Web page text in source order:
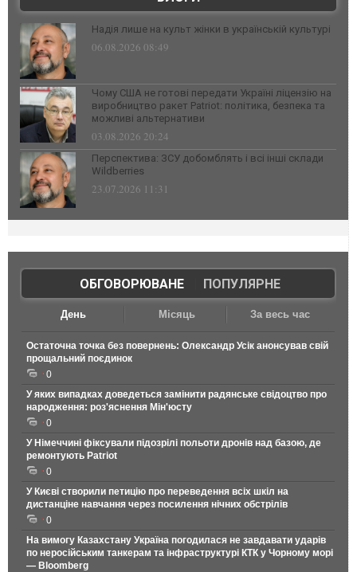
Надія лише на культ жінки в українській культурі
06.08.2026 08:49
Чому США не готові передати Україні ліцензію на
виробництво ракет Patriot: політика, безпека та
можливі альтернативи
03.08.2026 20:24
Перспектива: ЗСУ добомблять і всі інші склади
Wildberries
23.07.2026 11:31
ОБГОВОРЮВАНЕ| ПОПУЛЯРНЕ
День Місяць За весь час
Остаточна точка без повернень: Олександр Усік анонсував свій
прощальний поєдинок
0
У яких випадках доведеться замінити радянське свідоцтво про
народження: роз'яснення Мін'юсту
0
У Німеччині фіксували підозрілі польоти дронів над базою, де
ремонтують Patriot
0
У Києві створили петицію про переведення всіх шкіл на
дистанціне навчання через посилення нічних обстрілів
0
На вимогу Казахстану Україна погодилася не завдавати ударів
по неросійським танкерам та інфраструктурі КТК у Чорному морі
— Bloomberg